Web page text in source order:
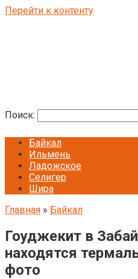
Перейти к контенту
Поиск:
Байкал
Ильмень
Ладожское
Селигер
Шира
Главная » Байкал
Гоуджекит в
находятся
фото